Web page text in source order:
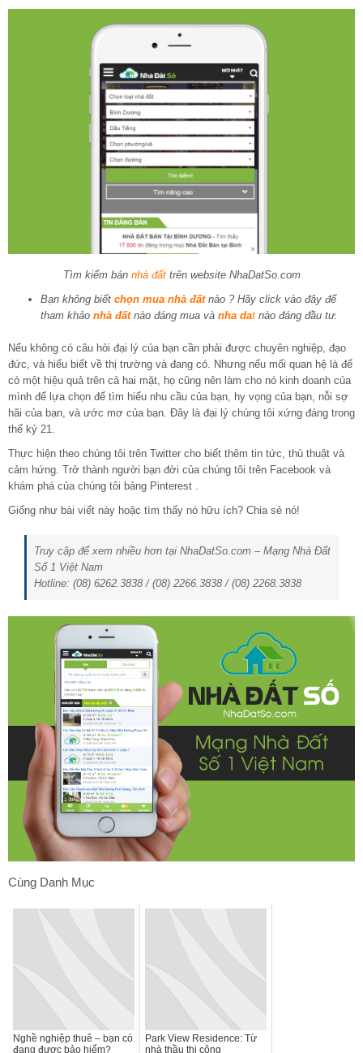
Tìm kiếm bán nhà đấttrên website NhaDatSo.com
Bạn không biết chọn mua nhà đất nào ? Hãy click vào đây để
tham khảo nhà đấtnào đáng mua và nha dat nào đáng đầu tư.
Nếu không có câu hỏi đại lý của bạn cần phải được chuyên nghiệp, đạo
đức, và hiểu biết về thị trường và đang có. Nhưng nếu mối quan hệ là để
có một hiệu quả trên cả hai mặt, họ cũng nên làm cho nó kinh doanh của
mình để lựa chọn để tìm hiểu nhu cầu của bạn, hy vọng của bạn, nỗi sợ
hãi của bạn, và ước mơ của bạn. Đây là đại lý chúng tôi xứng đáng trong
thế kỷ 21.
Thực hiện theo chúng tôi trên Twitter cho biết thêm tin tức, thủ thuật và
cảm hứng. Trở thành người bạn đời của chúng tôi trên Facebook và
khám phá của chúng tôi bảng Pinterest .
Giống như bài viết này hoặc tìm thấy nó hữu ích? Chia sẻ nó!
Truy cập để xem nhiều hơn tại NhaDatSo.com – Mạng Nhà Đất
Số 1 Việt Nam
Hotline: (08) 6262.3838 / (08) 2266.3838 / (08) 2268.3838
Cùng Danh Mục
Nghề nghiệp thuê – bạn có
đang được bảo hiểm?
Park View Residence: Từ
nhà thầu thi công